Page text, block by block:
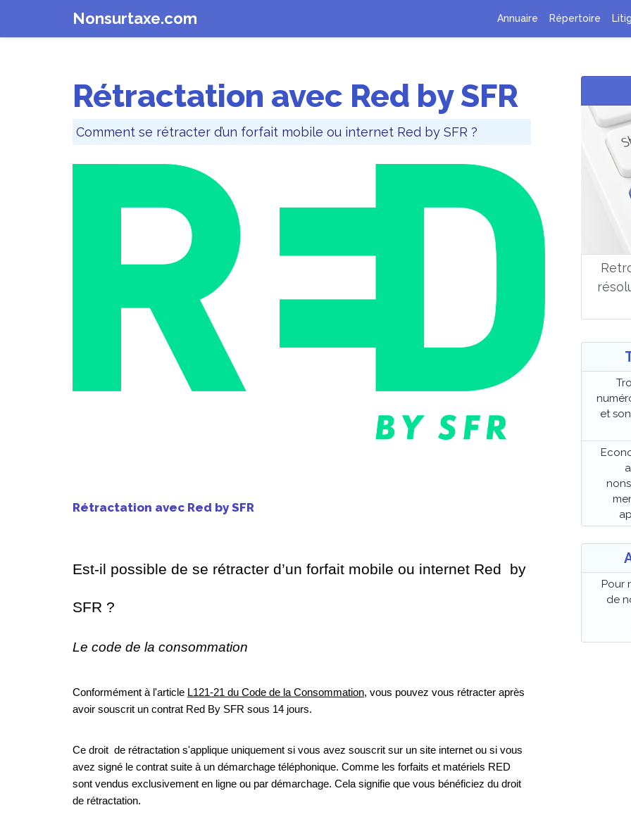
Nonsurtaxe.com Annuaire Répertoire
Rétractation avec Red by SFR
Comment se rétracter d’un forfait mobile ou internet Red by SFR ?
Rétractation avec Red by SFR
Est-il possible de se rétracter d’un forfait mobile ou internet Red  by
SFR ?
Le code de la consommation
Conformément à l'article L121-21 du Code de la Consommation, vous pouvez vous rétracter après
avoir souscrit un contrat Red By SFR sous 14 jours.
Ce droit  de rétractation s'applique uniquement si vous avez souscrit sur un site internet ou si vous
avez signé le contrat suite à un démarchage téléphonique. Comme les forfaits et matériels RED
sont vendus exclusivement en ligne ou par démarchage. Cela signifie que vous bénéficiez du droit
de rétractation.
et
Pour
de